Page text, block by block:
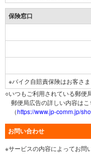
保険窓口
※バイク自賠責保険はお客さ
○いつもご利用されている郵便
郵便局広告の詳しい内容はこ
（https://www.jp-comm.jp/
お問い合わせ
※サービスの内容によってお問